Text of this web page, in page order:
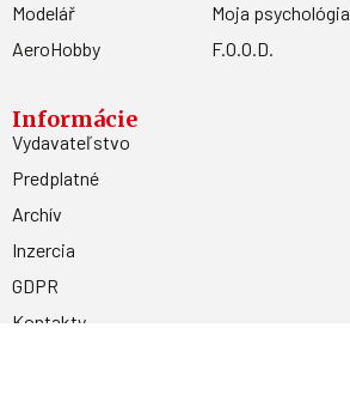
Modelář
AeroHobby
Moja psychológia
F.O.O.D.
Informácie
Vydavateľstvo
Predplatné
Archív
Inzercia
GDPR
Kontakty